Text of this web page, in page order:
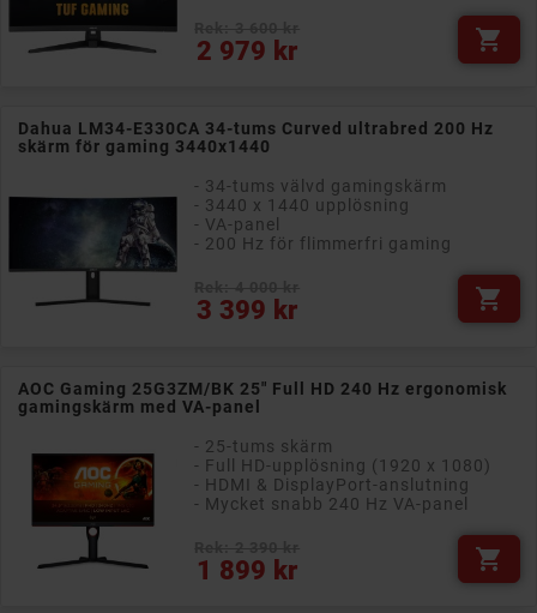
2 979 kr
Pris 
Dahua LM34-E330CA 34-tums Curved ultrabred 200 Hz
skärm för gaming 3440x1440
- 34-tums välvd gamingskärm
- 3440 x 1440 upplösning
- VA-panel
- 200 Hz för flimmerfri gaming
3 399 kr
Pris 
AOC Gaming 25G3ZM/BK 25" Full HD 240 Hz ergonomisk
gamingskärm med VA-panel
- 25-tums skärm
- Full HD-upplösning (1920 x 1080)
- HDMI & DisplayPort-anslutning
- Mycket snabb 240 Hz VA-panel
1 899 kr
Pris 